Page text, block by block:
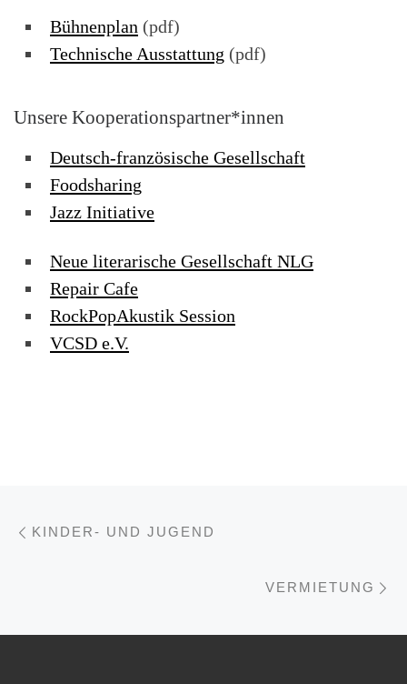
Bühnenplan (pdf)
Technische Ausstattung (pdf)
Unsere Kooperationspartner*innen
Deutsch-französische Gesellschaft
Foodsharing
Jazz Initiative
Neue literarische Gesellschaft NLG
Repair Cafe
RockPopAkustik Session
VCSD e.V.
KINDER- UND JUGEND
VERMIETUNG